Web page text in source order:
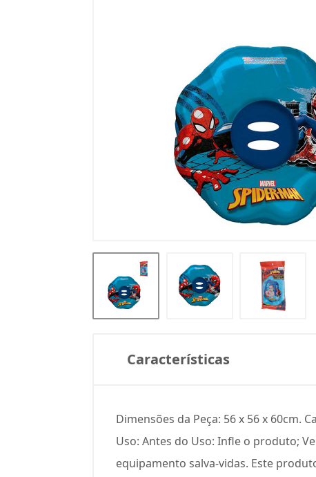
Características
Dimensões da Peça: 56 x 56 x
Uso: Antes do Uso: Infle o produto;
equipamento salva-vidas. Este